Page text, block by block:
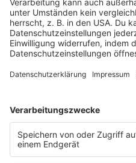
Wie professionelle
Pflegeprodukte das Haar
langfristig unterstützen